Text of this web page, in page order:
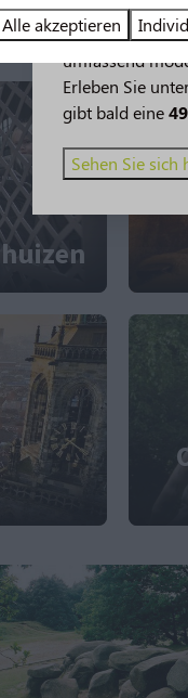
musea en
2026 verspricht
umfassend
Erleben Sie
gibt bald eine
Sehen Sie
Alle akzeptieren